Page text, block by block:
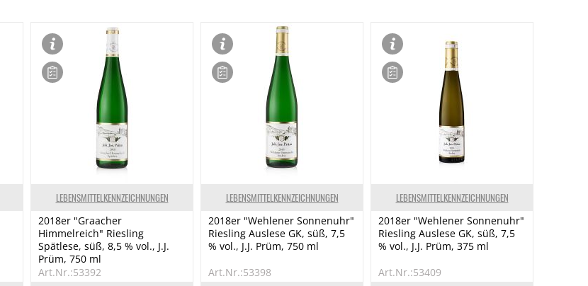
LEBENSMITTELKENNZEICHNUNGEN
2018er "Graacher
Himmelreich" Riesling
Spätlese, süß, 8,5 % vol., J.J.
Prüm, 750 ml
Art.Nr.:53392
LEBENSMITTELKENNZEICHNUNGEN
2018er "Wehlener Sonnenuhr"
Riesling Auslese GK, süß, 7,5
% vol., J.J. Prüm, 750 ml
Art.Nr.:53398
LEBENSMITTELKENNZEICHNUNGEN
2018er "Wehlener Sonnenuhr"
Riesling Auslese GK, süß, 7,5
% vol., J.J. Prüm, 375 ml
Art.Nr.:53409